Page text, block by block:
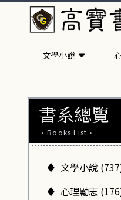
文學小說
書系總覽
·Books List·
文學小說
心理勵志